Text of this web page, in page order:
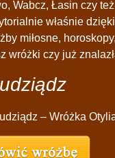
Wabcz, Łasin czy
właśnie
miłosne,
wróżki czy już
– Wróżka